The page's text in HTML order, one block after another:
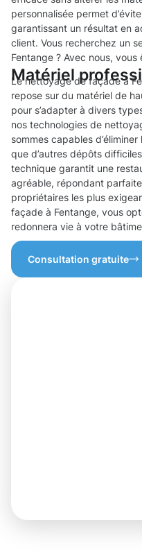
personnalisée permet
garantissant un résultat en
client. Vous recherchez un
Fentange ? Avec nous,
Matériel
Le nettoyage de façade à
repose sur du matériel de
pour s’adapter à divers
nos technologies de
sommes capables
que d’autres dépôts
technique garantit une
agréable, répondant
propriétaires les plus
façade à Fentange, vous
redonnera vie à votre
Consultation gratuite